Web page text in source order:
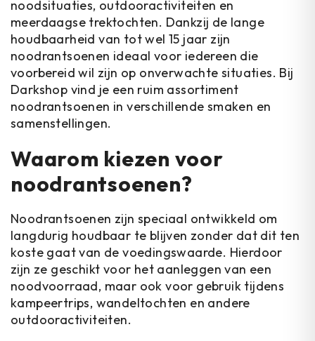
noodsituaties, outdooractiviteiten en
meerdaagse trektochten. Dankzij de lange
houdbaarheid van tot wel 15 jaar zijn
noodrantsoenen ideaal voor iedereen die
voorbereid wil zijn op onverwachte situaties. Bij
Darkshop vind je een ruim assortiment
noodrantsoenen in verschillende smaken en
samenstellingen.
Waarom kiezen voor
noodrantsoenen?
Noodrantsoenen zijn speciaal ontwikkeld om
langdurig houdbaar te blijven zonder dat dit ten
koste gaat van de voedingswaarde. Hierdoor
zijn ze geschikt voor het aanleggen van een
noodvoorraad, maar ook voor gebruik tijdens
kampeertrips, wandeltochten en andere
outdooractiviteiten.